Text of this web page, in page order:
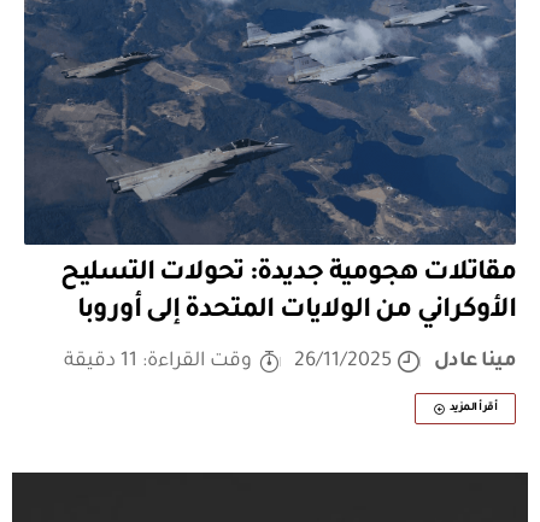
مقاتلات هجومية جديدة: تحولات التسليح
الأوكراني من الولايات المتحدة إلى أوروبا
مينا عادل 26/11/2025 وقت القراءة: 11 دقيقة
أقرأ المزيد